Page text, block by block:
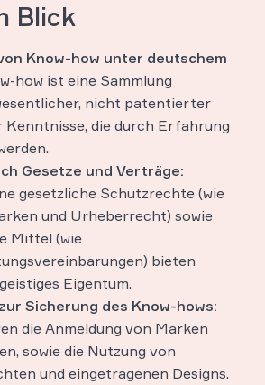
Blick
Know-how unter deutschem
how ist eine Sammlung
nicht patentierter
die durch Erfahrung
Gesetze und Verträge:
gesetzliche Schutzrechte (wie
und Urheberrecht) sowie
Mittel (wie
bieten
Eigentum.
Sicherung des Know-hows:
die Anmeldung von Marken
sowie die Nutzung von
und eingetragenen Designs.